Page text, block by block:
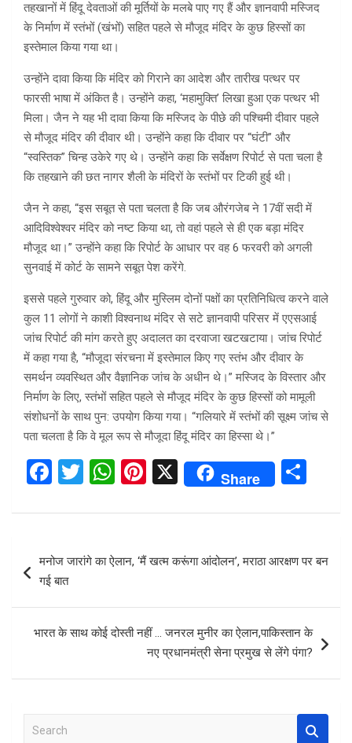
तहखानों में हिंदू देवताओं की मूर्तियों के मलबे पाए गए हैं और ज्ञानवापी मस्जिद
के निर्माण में स्तंभों (खंभों) सहित पहले से मौजूद मंदिर के कुछ हिस्सों का
इस्तेमाल किया गया था।
उन्होंने दावा किया कि मंदिर को गिराने का आदेश और तारीख पत्थर पर
फारसी भाषा में अंकित है। उन्होंने कहा, ‘महामुक्ति’ लिखा हुआ एक पत्थर भी
मिला। जैन ने यह भी दावा किया कि मस्जिद के पीछे की पश्चिमी दीवार पहले
से मौजूद मंदिर की दीवार थी। उन्होंने कहा कि दीवार पर “घंटी” और
“स्वस्तिक” चिन्ह उकेरे गए थे। उन्होंने कहा कि सर्वेक्षण रिपोर्ट से पता चला है
कि तहखाने की छत नागर शैली के मंदिरों के स्तंभों पर टिकी हुई थी।
जैन ने कहा, “इस सबूत से पता चलता है कि जब औरंगजेब ने 17वीं सदी में
आदिविश्वेश्वर मंदिर को नष्ट किया था, तो वहां पहले से ही एक बड़ा मंदिर
मौजूद था।” उन्होंने कहा कि रिपोर्ट के आधार पर वह 6 फरवरी को अगली
सुनवाई में कोर्ट के सामने सबूत पेश करेंगे.
इससे पहले गुरुवार को, हिंदू और मुस्लिम दोनों पक्षों का प्रतिनिधित्व करने वाले
कुल 11 लोगों ने काशी विश्वनाथ मंदिर से सटे ज्ञानवापी परिसर में एएसआई
जांच रिपोर्ट की मांग करते हुए अदालत का दरवाजा खटखटाया। जांच रिपोर्ट
में कहा गया है, “मौजूदा संरचना में इस्तेमाल किए गए स्तंभ और दीवार के
समर्थन व्यवस्थित और वैज्ञानिक जांच के अधीन थे।” मस्जिद के विस्तार और
निर्माण के लिए, स्तंभों सहित पहले से मौजूद मंदिर के कुछ हिस्सों को मामूली
संशोधनों के साथ पुन: उपयोग किया गया। “गलियारे में स्तंभों की सूक्ष्म जांच से
पता चलता है कि वे मूल रूप से मौजूदा हिंदू मंदिर का हिस्सा थे।”
F
ce
b
o
k
T
tt
er
W
at
A
p
Pi
er
t
X Share
ar
navigation
मनोज जारांगे का ऐलान, ‘मैं खत्म करूंगा आंदोलन’, मराठा आरक्षण पर बन
गई बात
भारत के साथ कोई दोस्‍ती नहीं … जनरल मुनीर का ऐलान,पाकिस्तान के
नए प्रधानमंत्री सेना प्रमुख से लेंगे पंगा?